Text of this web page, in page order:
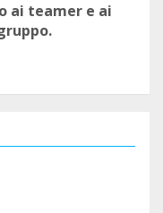
ai teamer e ai